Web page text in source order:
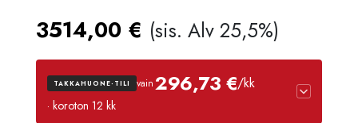
3514,00 € (sis. Alv 25,5%)
TAKKAHUONE-TILI vain296,73 €/kk
· koroton 12 kk